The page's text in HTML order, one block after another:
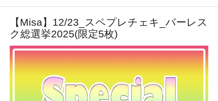
【Misa】12/23_スペプレチェキ_バーレス
ク総選挙2025(限定5枚)